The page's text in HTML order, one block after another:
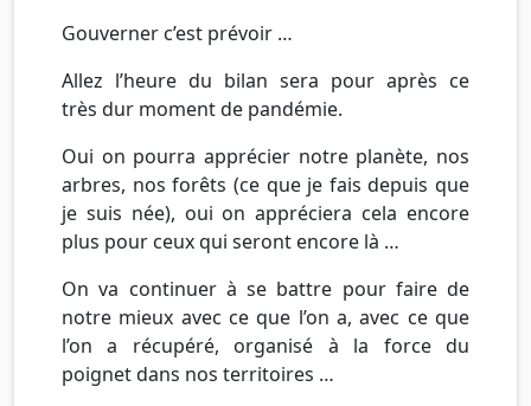
Gouverner c’est prévoir …
Allez l’heure du bilan sera pour après ce
très dur moment de pandémie.
Oui on pourra apprécier notre planète, nos
arbres, nos forêts (ce que je fais depuis que
je suis née), oui on appréciera cela encore
plus pour ceux qui seront encore là …
On va continuer à se battre pour faire de
notre mieux avec ce que l’on a, avec ce que
l’on a récupéré, organisé à la force du
poignet dans nos territoires …